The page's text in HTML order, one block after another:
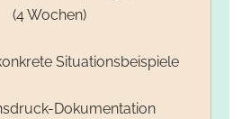
(4 Wochen)
Situationsbeispiele
Dokumentation